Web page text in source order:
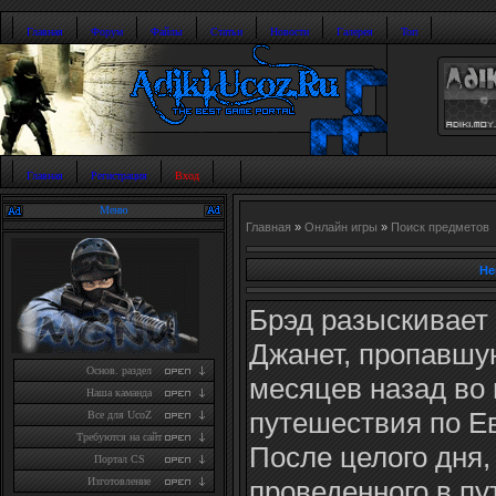
Главная Форум Файлы Статьи Новости Галерея Топ
Главная Регистрация Вход
Меню
Основ. раздел
Наша каманда
Все для UcoZ
Требуются на сайт
Портал CS
Изготовление
Главная » Онлайн игры » Поиск предметов
Брэд
Джанет,
месяцев назад во
путешествия по
После целого дня,